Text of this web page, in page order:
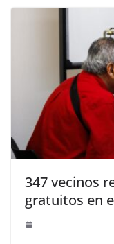
347 vecinos
gratuitos en